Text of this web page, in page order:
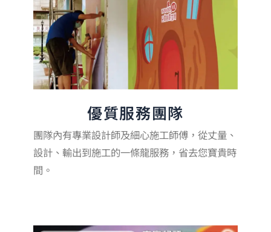
優質服務團隊
團隊內有專業設計師及細心施工師傅，從丈量、
設計、輸出到施工的一條龍服務，省去您寶貴時
間。